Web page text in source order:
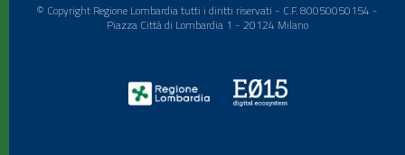
© Copyright Regione Lombardia tutti i diritti riservati - C.F. 80050050154 -
Piazza Città di Lombardia 1 - 20124 Milano